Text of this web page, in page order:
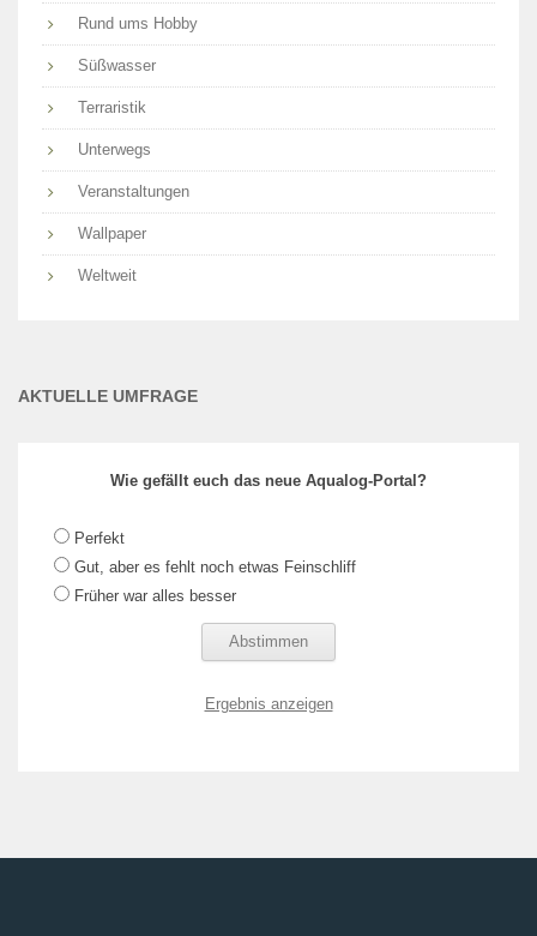
Rund ums Hobby
Süßwasser
Terraristik
Unterwegs
Veranstaltungen
Wallpaper
Weltweit
AKTUELLE UMFRAGE
Wie gefällt euch das neue Aqualog-Portal?
Perfekt
Gut, aber es fehlt noch etwas Feinschliff
Früher war alles besser
Ergebnis anzeigen